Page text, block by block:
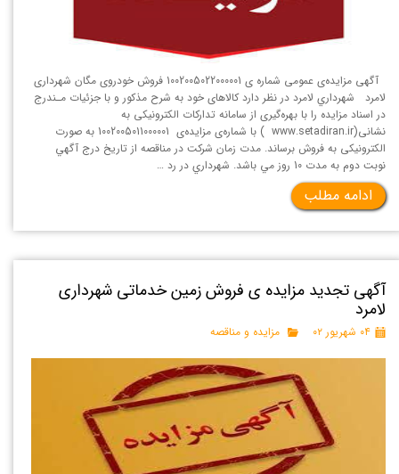
آگهی مزایده‌ی عمومی شماره ی 1002005022000001 فروش خودروی مگان شهرداری
لامرد شهرداري لامرد در نظر دارد کالاهای خود به شرح مذکور و با جزئیات مـندرج
در اسناد مزایده را با بهره‌گیری از سامانه تداركات الكترونيكی به
نشانی(www.setadiran.ir ) با شماره‌ی مزایده‌ی 1002005011000001 به صورت
الکترونیکی به فروش برساند. مدت زمان شركت در مناقصه از تاريخ درج آگهي
نوبت دوم به مدت 10 روز مي باشد. شهرداري در رد …
ادامه مطلب
آگهی تجدید مزایده ی فروش زمین خدماتی شهرداری
لامرد
۰۴ شهریور ۰۲ مزایده و مناقصه